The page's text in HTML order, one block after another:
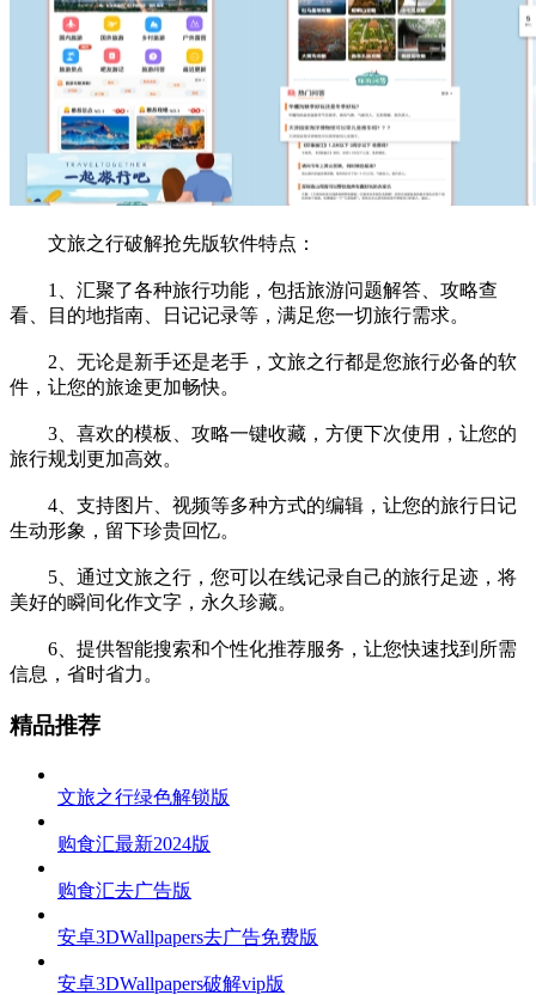
文旅之行破解抢先版软件特点：
1、汇聚了各种旅行功能，包括旅游问题解答、攻略查
看、目的地指南、日记记录等，满足您一切旅行需求。
2、无论是新手还是老手，文旅之行都是您旅行必备的软
件，让您的旅途更加畅快。
3、喜欢的模板、攻略一键收藏，方便下次使用，让您的
旅行规划更加高效。
4、支持图片、视频等多种方式的编辑，让您的旅行日记
生动形象，留下珍贵回忆。
5、通过文旅之行，您可以在线记录自己的旅行足迹，将
美好的瞬间化作文字，永久珍藏。
6、提供智能搜索和个性化推荐服务，让您快速找到所需
信息，省时省力。
精品推荐
文旅之行绿色解锁版
购食汇最新2024版
购食汇去广告版
安卓3DWallpapers去广告免费版
安卓3DWallpapers破解vip版